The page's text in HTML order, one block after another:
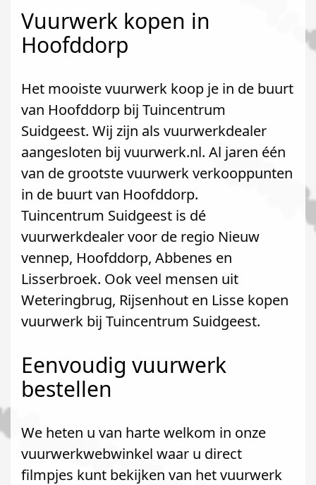
Vuurwerk kopen in
Hoofddorp
Het mooiste vuurwerk koop je in de buurt
van Hoofddorp bij Tuincentrum
Suidgeest. Wij zijn als vuurwerkdealer
aangesloten bij vuurwerk.nl. Al jaren één
van de grootste vuurwerk verkooppunten
in de buurt van Hoofddorp.
Tuincentrum Suidgeest is dé
vuurwerkdealer voor de regio Nieuw
vennep, Hoofddorp, Abbenes en
Lisserbroek. Ook veel mensen uit
Weteringbrug, Rijsenhout en Lisse kopen
vuurwerk bij Tuincentrum Suidgeest.
Eenvoudig vuurwerk
bestellen
We heten u van harte welkom in onze
vuurwerkwebwinkel waar u direct
filmpjes kunt bekijken van het vuurwerk